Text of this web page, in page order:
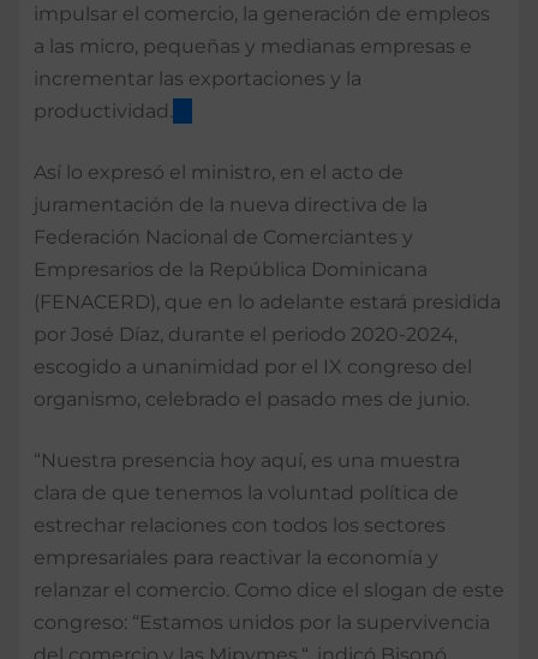
impulsar el comercio, la generación de empleos
a las micro, pequeñas y medianas empresas e
incrementar las exportaciones y la
productividad.
Así lo expresó el ministro, en el acto de
juramentación de la nueva directiva de la
Federación Nacional de Comerciantes y
Empresarios de la República Dominicana
(FENACERD), que en lo adelante estará presidida
por José Díaz, durante el periodo 2020-2024,
escogido a unanimidad por el IX congreso del
organismo, celebrado el pasado mes de junio.
“Nuestra presencia hoy aquí, es una muestra
clara de que tenemos la voluntad política de
estrechar relaciones con todos los sectores
empresariales para reactivar la economía y
relanzar el comercio. Como dice el slogan de este
congreso: “Estamos unidos por la supervivencia